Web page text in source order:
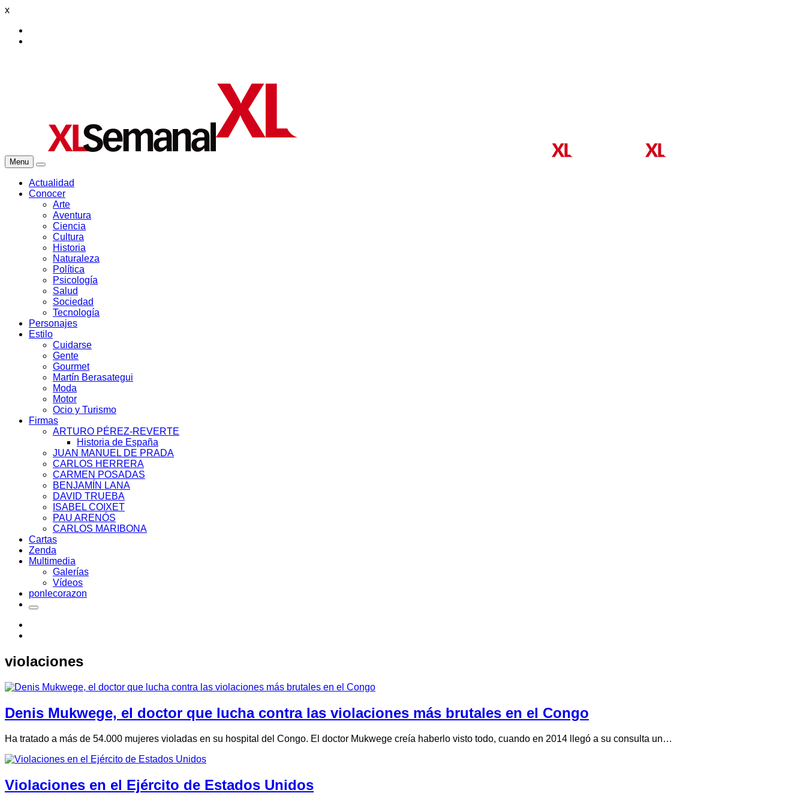
x
Menu
Actualidad
Conocer
Arte
Aventura
Ciencia
Cultura
Historia
Naturaleza
Política
Psicología
Salud
Sociedad
Tecnología
Personajes
Estilo
Cuidarse
Gente
Gourmet
Martín Berasategui
Moda
Motor
Ocio y Turismo
Firmas
ARTURO PÉREZ-REVERTE
Historia de España
JUAN MANUEL DE PRADA
CARLOS HERRERA
CARMEN POSADAS
BENJAMÍN LANA
DAVID TRUEBA
ISABEL COIXET
PAU ARENÓS
CARLOS MARIBONA
Cartas
Zenda
Multimedia
Galerías
Vídeos
ponlecorazon
violaciones
Denis Mukwege, el doctor que lucha contra las violaciones más brutales en el Congo
Ha tratado a más de 54.000 mujeres violadas en su hospital del Congo. El doctor Mukwege creía haberlo visto todo, cuando en 2014 llegó a su consulta un…
Violaciones en el Ejército de Estados Unidos